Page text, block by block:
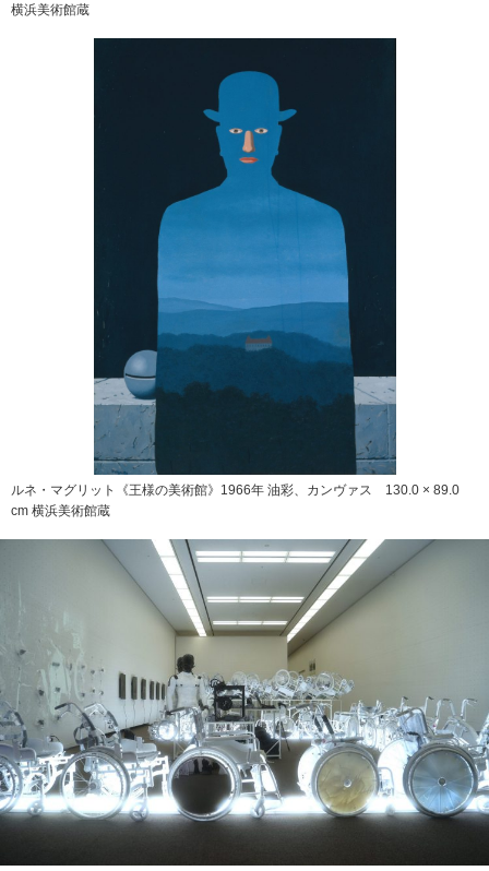
横浜美術館蔵
ルネ・マグリット《王様の美術館》1966年 油彩、カンヴァス 130.0 × 89.0
cm 横浜美術館蔵